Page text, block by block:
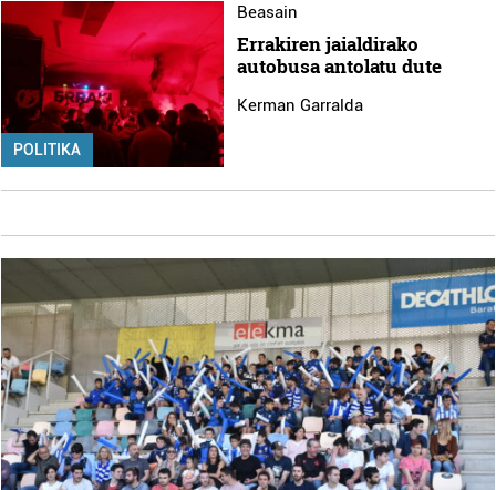
POLITIKA
Beasain
Errakiren jaialdirako
autobusa antolatu dute
Kerman Garralda